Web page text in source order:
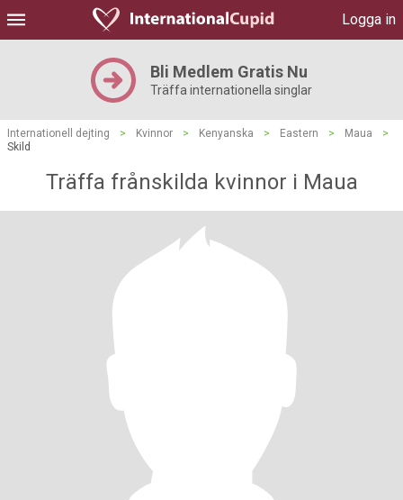
Logga in
Bli Medlem Gratis Nu
Träffa internationella singlar
Internationell dejting > Kvinnor > Kenyanska > Eastern > Maua
>
Skild
Träffa frånskilda kvinnor i Maua